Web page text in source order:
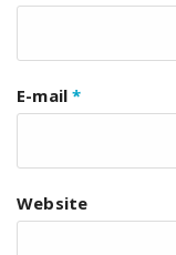
E-mail*
Website